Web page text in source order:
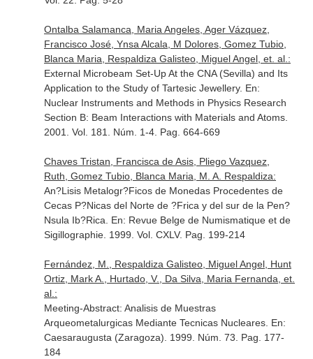
Ontalba Salamanca, Maria Angeles, Ager Vázquez,
Francisco José, Ynsa Alcala, M Dolores, Gomez Tubio,
Blanca Maria, Respaldiza Galisteo, Miguel Angel, et. al.:
External Microbeam Set-Up At the CNA (Sevilla) and Its
Application to the Study of Tartesic Jewellery. En:
Nuclear Instruments and Methods in Physics Research
Section B: Beam Interactions with Materials and Atoms.
2001. Vol. 181. Núm. 1-4. Pag. 664-669
Chaves Tristan, Francisca de Asis, Pliego Vazquez,
Ruth, Gomez Tubio, Blanca Maria, M. A. Respaldiza:
An?Lisis Metalogr?Ficos de Monedas Procedentes de
Cecas P?Nicas del Norte de ?Frica y del sur de la Pen?
Nsula Ib?Rica. En: Revue Belge de Numismatique et de
Sigillographie. 1999. Vol. CXLV. Pag. 199-214
Fernández, M., Respaldiza Galisteo, Miguel Angel, Hunt
Ortiz, Mark A., Hurtado, V., Da Silva, Maria Fernanda, et.
al.:
Meeting-Abstract: Analisis de Muestras
Arqueometalurgicas Mediante Tecnicas Nucleares. En:
Caesaraugusta (Zaragoza) . 1999. Núm. 73. Pag. 177-
184